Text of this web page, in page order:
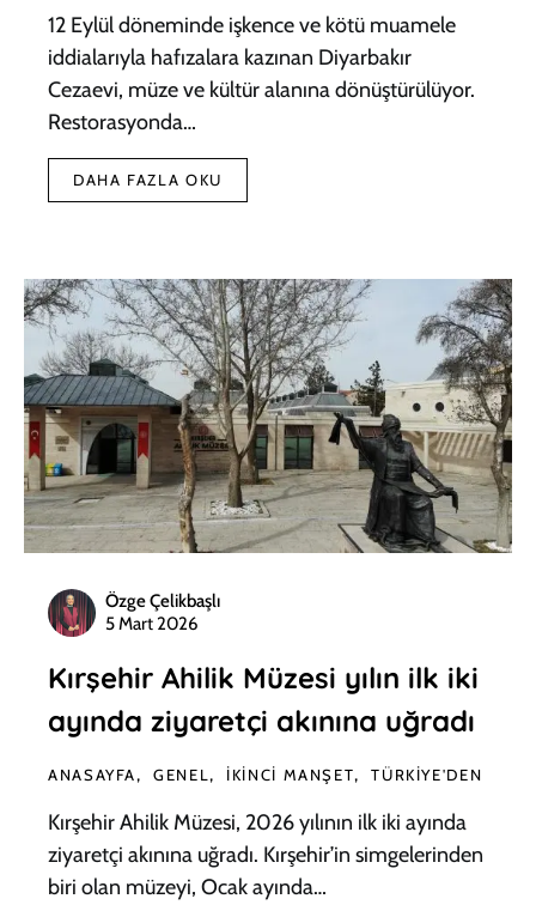
12 Eylül döneminde işkence ve kötü muamele
iddialarıyla hafızalara kazınan Diyarbakır
Cezaevi, müze ve kültür alanına dönüştürülüyor.
Restorasyonda…
DAHA FAZLA OKU
Özge Çelikbaşlı
5 Mart 2026
Kırşehir Ahilik Müzesi yılın ilk iki
ayında ziyaretçi akınına uğradı
ANASAYFA GENEL İKINCI MANŞET TÜRKIYE'DEN
Kırşehir Ahilik Müzesi, 2026 yılının ilk iki ayında
ziyaretçi akınına uğradı. Kırşehir’in simgelerinden
biri olan müzeyi, Ocak ayında…